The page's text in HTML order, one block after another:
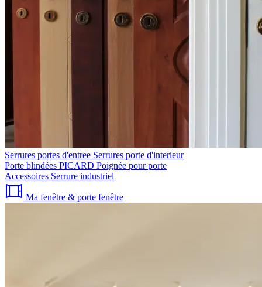
Serrures portes d'entree Serrures porte d'interieur
Porte blindées PICARD Poignée pour porte
Accessoires Serrure industriel
Ma fenêtre & porte fenêtre